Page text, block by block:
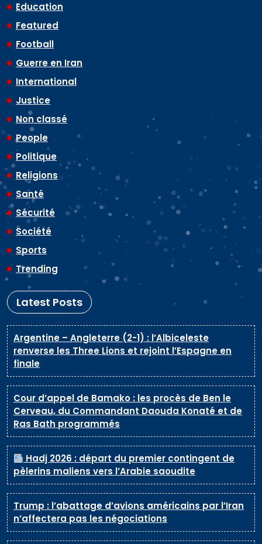
Education
Featured
Football
Guerre en Iran
International
Justice
Non classé
People
Politique
Religions
Santé
Sécurité
Société
Sports
Trending
Latest Posts
Argentine – Angleterre (2-1) : l’Albiceleste
renverse les Three Lions et rejoint l’Espagne en
finale
Cour d’appel de Bamako : les procès de Ben le
Cerveau, du Commandant Daouda Konaté et de
Ras Bath programmés
Hadj 2026 : départ du premier contingent de
pèlerins maliens vers l’Arabie saoudite
Trump : l’abattage d’avions américains par l’Iran
n’affectera pas les négociations